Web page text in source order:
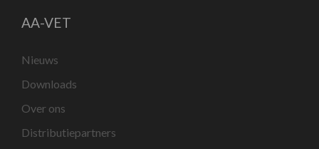
AA-VET
Nieuws
Downloads
Over ons
Distributiepartners